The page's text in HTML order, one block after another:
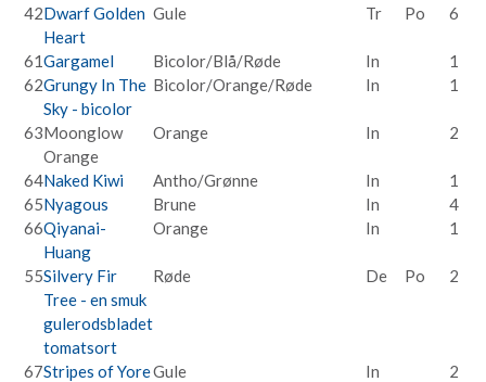
42Dwarf Golden
Heart
Gule Tr Po 6
61Gargamel Bicolor/Blå/Røde In
1
62Grungy In The
Sky - bicolor
Bicolor/Orange/Røde In 1
63Moonglow
Orange
Orange In 2
64Naked Kiwi Antho/Grønne In
1
65Nyagous Brune In
4
66Qiyanai-
Huang
Orange In 1
55Silvery Fir
Tree - en smuk
gulerodsbladet
tomatsort
Røde De Po 2
67Stripes of YoreGule In
2